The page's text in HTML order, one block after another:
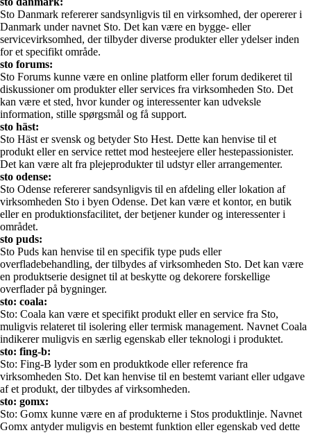
Sto Danmark refererer sandsynligvis til en virksomhed, der opererer i
Danmark under navnet Sto. Det kan være en bygge- eller
servicevirksomhed, der tilbyder diverse produkter eller ydelser inden
for et specifikt område.
sto forums:
Sto Forums kunne være en online platform eller forum dedikeret til
diskussioner om produkter eller services fra virksomheden Sto. Det
kan være et sted, hvor kunder og interessenter kan udveksle
information, stille spørgsmål og få support.
sto häst:
Sto Häst er svensk og betyder Sto Hest. Dette kan henvise til et
produkt eller en service rettet mod hesteejere eller hestepassionister.
Det kan være alt fra plejeprodukter til udstyr eller arrangementer.
sto odense:
Sto Odense refererer sandsynligvis til en afdeling eller lokation af
virksomheden Sto i byen Odense. Det kan være et kontor, en butik
eller en produktionsfacilitet, der betjener kunder og interessenter i
området.
sto puds:
Sto Puds kan henvise til en specifik type puds eller
overfladebehandling, der tilbydes af virksomheden Sto. Det kan være
en produktserie designet til at beskytte og dekorere forskellige
overflader på bygninger.
sto: coala:
Sto: Coala kan være et specifikt produkt eller en service fra Sto,
muligvis relateret til isolering eller termisk management. Navnet Coala
indikerer muligvis en særlig egenskab eller teknologi i produktet.
sto: fing-b:
Sto: Fing-B lyder som en produktkode eller reference fra
virksomheden Sto. Det kan henvise til en bestemt variant eller udgave
af et produkt, der tilbydes af virksomheden.
sto: gomx:
Sto: Gomx kunne være en af produkterne i Stos produktlinje. Navnet
Gomx antyder muligvis en bestemt funktion eller egenskab ved dette